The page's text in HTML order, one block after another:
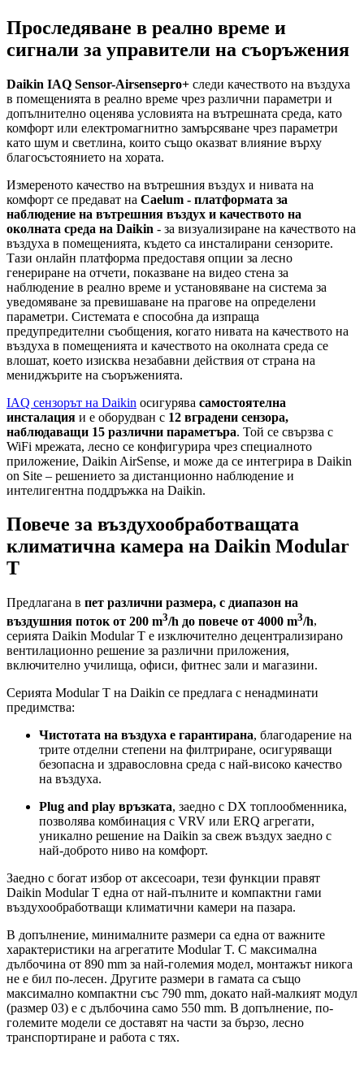
Проследяване в реално време и
сигнали за управители на съоръжения
Daikin IAQ Sensor-Airsensepro+ следи качеството на въздуха
в помещенията в реално време чрез различни параметри и
допълнително оценява условията на вътрешната среда, като
комфорт или електромагнитно замърсяване чрез параметри
като шум и светлина, които също оказват влияние върху
благосъстоянието на хората.
Измереното качество на вътрешния въздух и нивата на
комфорт се предават на Caelum - платформата за
наблюдение на вътрешния въздух и качеството на
околната среда на Daikin - за визуализиране на качеството на
въздуха в помещенията, където са инсталирани сензорите.
Тази онлайн платформа предоставя опции за лесно
генериране на отчети, показване на видео стена за
наблюдение в реално време и установяване на система за
уведомяване за превишаване на прагове на определени
параметри. Системата е способна да изпраща
предупредителни съобщения, когато нивата на качеството на
въздуха в помещенията и качеството на околната среда се
влошат, което изисква незабавни действия от страна на
мениджърите на съоръженията.
IAQ сензорът на Daikin осигурява самостоятелна
инсталация и е оборудван с 12 вградени сензора,
наблюдаващи 15 различни параметъра. Той се свързва с
WiFi мрежата, лесно се конфигурира чрез специалното
приложение, Daikin AirSense, и може да се интегрира в Daikin
on Site – решението за дистанционно наблюдение и
интелигентна поддръжка на Daikin.
Повече за въздухообработващата
климатична камера на Daikin Modular
T
Предлагана в пет различни размера, с диапазон на
въздушния поток от 200 m3/h до повече от 4000 m3/h,
серията Daikin Modular T е изключително децентрализирано
вентилационно решение за различни приложения,
включително училища, офиси, фитнес зали и магазини.
Серията Modular T на Daikin се предлага с ненадминати
предимства:
Чистотата на въздуха е гарантирана, благодарение на
трите отделни степени на филтриране, осигуряващи
безопасна и здравословна среда с най-високо качество
на въздуха.
Plug and play връзката, заедно с DX топлообменника,
позволява комбинация с VRV или ERQ агрегати,
уникално решение на Daikin за свеж въздух заедно с
най-доброто ниво на комфорт.
Заедно с богат избор от аксесоари, тези функции правят
Daikin Modular T една от най-пълните и компактни гами
въздухообработващи климатични камери на пазара.
В допълнение, минималните размери са една от важните
характеристики на агрегатите Modular T. С максимална
дълбочина от 890 mm за най-големия модел, монтажът никога
не е бил по-лесен. Другите размери в гамата са също
максимално компактни със 790 mm, докато най-малкият модул
(размер 03) е с дълбочина само 550 mm. В допълнение, по-
големите модели се доставят на части за бързо, лесно
транспортиране и работа с тях.